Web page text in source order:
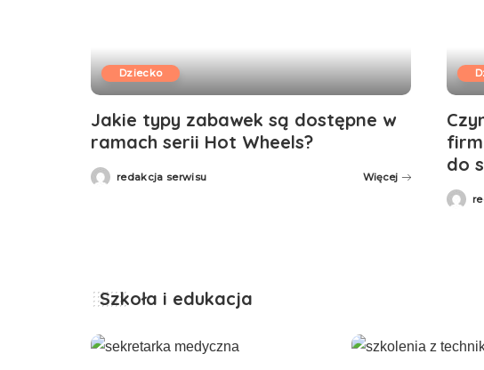
Dziecko
Jakie typy zabawek są dostępne w
ramach serii Hot Wheels?
redakcja serwisu Więcej
do
Szkoła i edukacja